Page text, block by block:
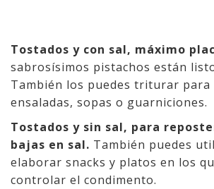
Tostados y con sal, máximo
sabrosísimos pistachos están
También los puedes triturar para
ensaladas, sopas o guarniciones.
Tostados y sin sal, para
bajas en sal. También puedes
elaborar snacks y platos en los
controlar el condimento.